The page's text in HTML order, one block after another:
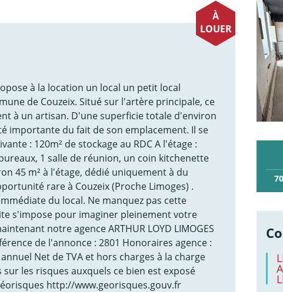
À
LOUER
à la location un local un petit local
de Couzeix. Situé sur l'artère principale, ce
à un artisan. D'une superficie totale d'environ
importante du fait de son emplacement. Il se
: 120m² de stockage au RDC A l'étage :
1 salle de réunion, un coin kitchenette
45 m² à l'étage, dédié uniquement à du
rare à Couzeix (Proche Limoges) .
du local. Ne manquez pas cette
s'impose pour imaginer pleinement votre
notre agence ARTHUR LOYD LIMOGES
de l'annonce : 2801 Honoraires agence :
Net de TVA et hors charges à la charge
les risques auxquels ce bien est exposé
http://www.georisques.gouv.fr